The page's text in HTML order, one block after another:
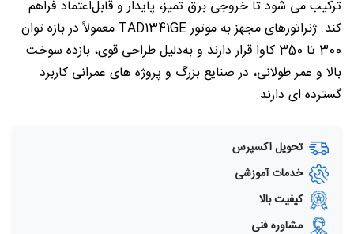
ترکیب می شود تا خروجی برق تمیز، پایدار و قابل‌اعتماد فراهم
کند. ژنراتورهای مجهز به موتور TAD1341GE معمولاً در بازه توان
300 تا 350 کاوا قرار دارند و به‌دلیل طراحی قوی، بازده سوخت
بالا و عمر طولانی، در صنایع بزرگ و پروژه های عمرانی کاربرد
گسترده ای دارند.
تحویل اکسپرس
خدمات آموزشی
کیفیت بالا
مشاوره فنی